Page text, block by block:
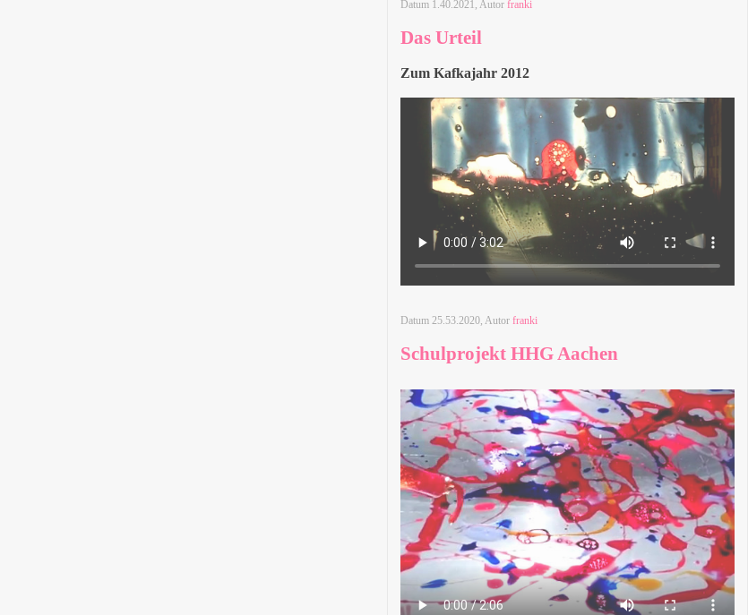
Datum 1.40.2021 , Autor franki
Das Urteil
Zum Kafkajahr 2012
Datum 25.53.2020, Autor franki
Schulprojekt HHG Aachen